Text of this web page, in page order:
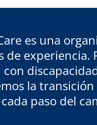
es una
de
la
paso del